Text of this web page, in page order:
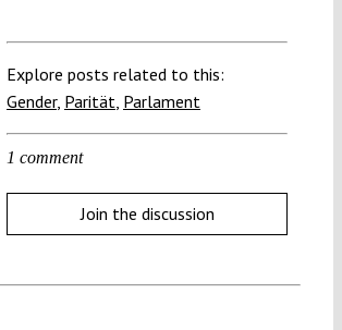
Explore posts related to this:
Gender, Parität, Parlament
1 comment
Join the discussion